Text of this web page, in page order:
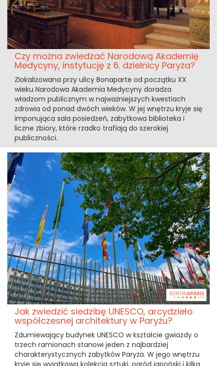
Czy można zwiedzać Narodową Akademię
Medycyny, instytucję z 6. dzielnicy Paryża?
Zlokalizowana przy ulicy Bonaparte od początku XX
wieku Narodowa Akademia Medycyny doradza
władzom publicznym w najważniejszych kwestiach
zdrowia od ponad dwóch wieków. W jej wnętrzu kryje się
imponująca sala posiedzeń, zabytkowa biblioteka i
liczne zbiory, które rzadko trafiają do szerokiej
publiczności.
Jak zwiedzić siedzibę UNESCO, arcydzieło
współczesnej architektury w Paryżu?
Zdumiewający budynek UNESCO w kształcie gwiazdy o
trzech ramionach stanowi jeden z najbardziej
charakterystycznych zabytków Paryża. W jego wnętrzu